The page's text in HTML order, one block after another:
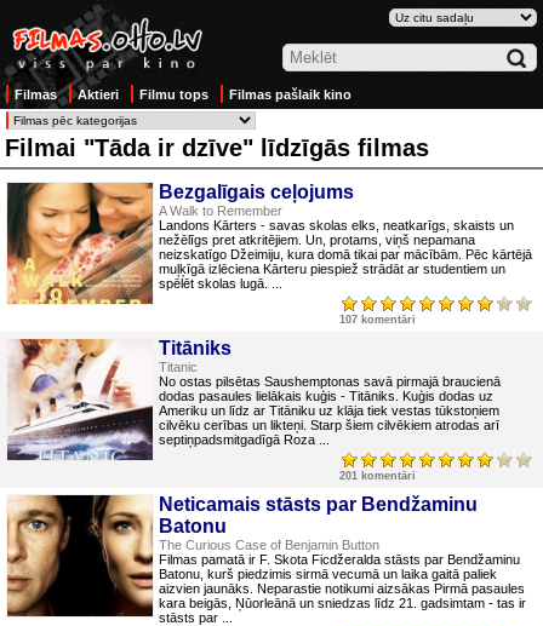
Filmas Aktieri Filmu tops Filmas pašlaik kino
Filmai "Tāda ir dzīve" līdzīgās filmas
Bezgalīgais ceļojums
A Walk to Remember
Landons Kārters - savas skolas elks, neatkarīgs, skaists un
nežēlīgs pret atkritējiem. Un, protams, viņš nepamana
neizskatīgo Džeimiju, kura domā tikai par mācībām. Pēc kārtējā
muļķīgā izlēciena Kārteru piespiež strādāt ar studentiem un
spēlēt skolas lugā. ...
107 komentāri
Titāniks
Titanic
No ostas pilsētas Saushemptonas savā pirmajā braucienā
dodas pasaules lielākais kuģis - Titāniks. Kuģis dodas uz
Ameriku un līdz ar Titāniku uz klāja tiek vestas tūkstoņiem
cilvēku cerības un likteņi. Starp šiem cilvēkiem atrodas arī
septiņpadsmitgadīgā Roza ...
201 komentāri
Neticamais stāsts par Bendžaminu
Batonu
The Curious Case of Benjamin Button
Filmas pamatā ir F. Skota Ficdžeralda stāsts par Bendžaminu
Batonu, kurš piedzimis sirmā vecumā un laika gaitā paliek
aizvien jaunāks. Neparastie notikumi aizsākas Pirmā pasaules
kara beigās, Ņūorleānā un sniedzas līdz 21. gadsimtam - tas ir
stāsts par ...